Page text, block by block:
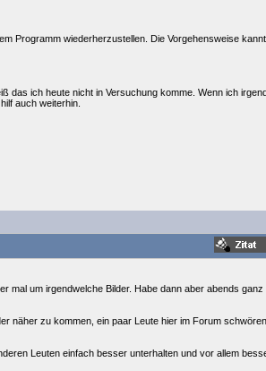
Programm wiederherzustellen. Die Vorgehensweise
das ich heute nicht in Versuchung komme. Wenn ich
auch weiterhin.
um irgendwelche Bilder. Habe dann aber abends ganz
näher zu kommen, ein paar Leute hier im Forum
Leuten einfach besser unterhalten und vor allem